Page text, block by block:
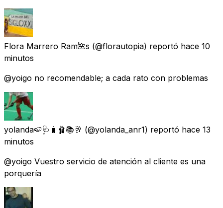
Flora Marrero Ram🌺s (@florautopia) reportó hace 10
minutos
@yoigo no recomendable; a cada rato con problemas
yolanda🍉🩺🧳🩰📚🥂 (@yolanda_anr1) reportó hace 13
minutos
@yoigo Vuestro servicio de atención al cliente es una
porquería